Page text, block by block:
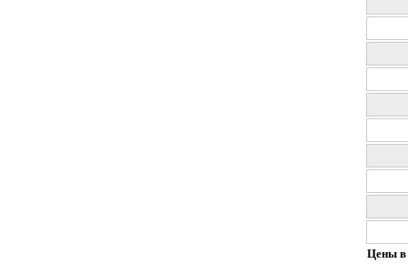
Цены в